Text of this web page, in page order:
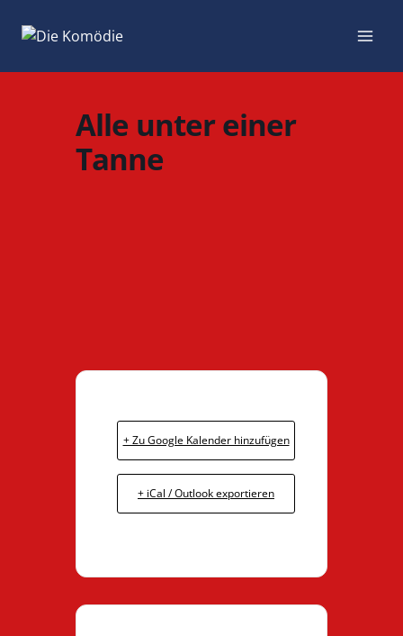
Inhalt
Alle unter einer
Tanne
+ Zu Google Kalender hinzufügen
+ iCal / Outlook exportieren